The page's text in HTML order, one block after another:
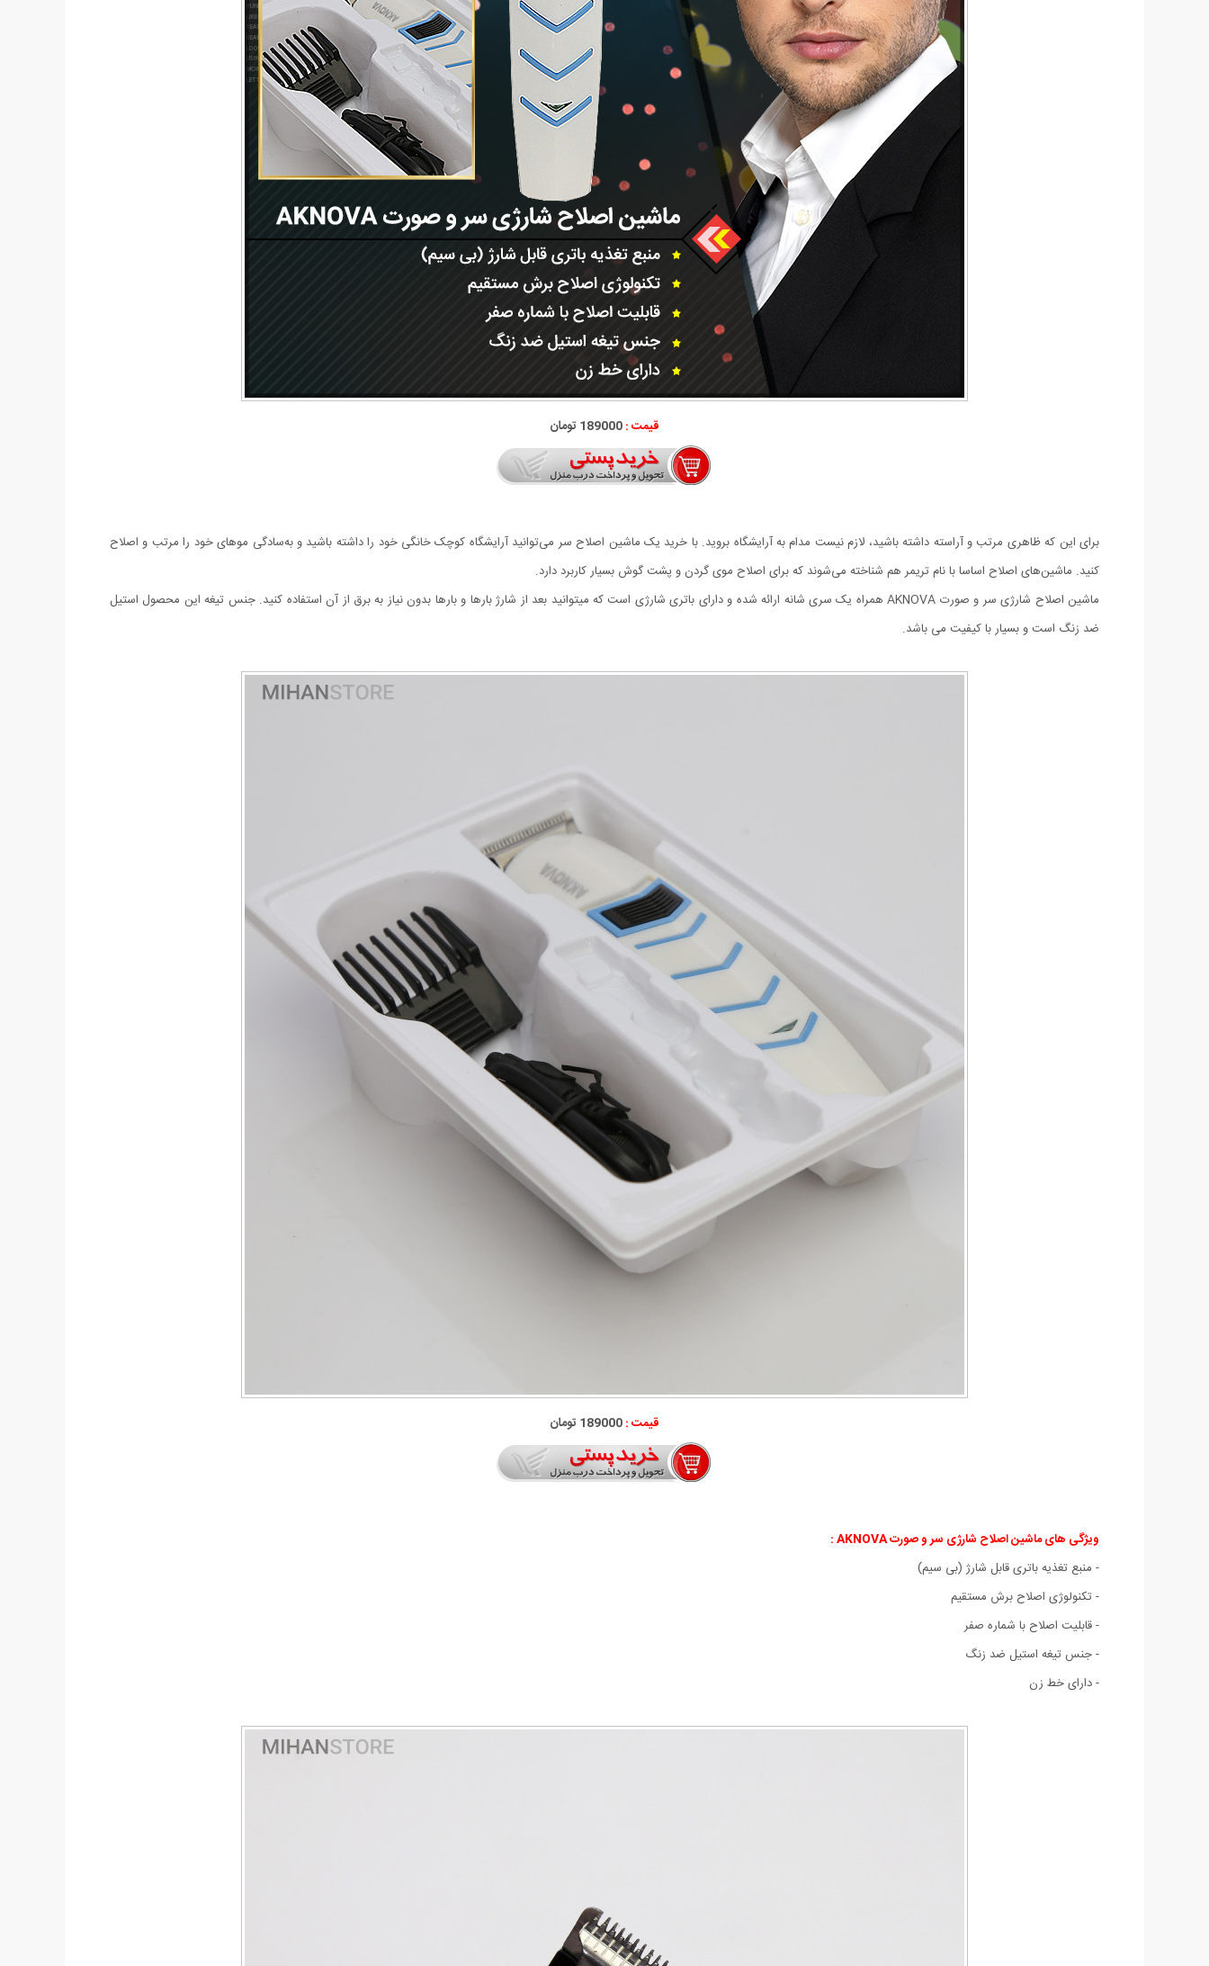
قیمت :189000 تومان
برای این که ظاهری مرتب و آراسته داشته باشید، لازم نیست مدام به آرایشگاه بروید. با خرید یک ماشین اصلاح سر می‌توانید آرایشگاه کوچک خانگی خود را داشته باشید و به‌سادگی موهای خود را مرتب و اصلاح
کنید. ماشین‌های اصلاح اساسا با نام تریمر هم شناخته می‌شوند که برای اصلاح موی گردن و پشت گوش بسیار کاربرد دارد.
ماشین اصلاح شارژی سر و صورت AKNOVA همراه یک سری شانه ارائه شده و دارای باتری شارژی است که میتوانید بعد از شارژ بارها و بارها بدون نیاز به برق از آن استفاده کنید.
جنس تیغه این محصول استیل
ضد زنگ است و بسیار با کیفیت می باشد.
قیمت :189000 تومان
ویژگی های ماشین اصلاح شارژی سر و صورت AKNOVA :
- منبع تغذیه باتری قابل شارژ (بی سیم)
- تکنولوژی اصلاح برش مستقیم
- قابلیت اصلاح با شماره صفر
- جنس تیغه استیل ضد زنگ
- دارای خط زن